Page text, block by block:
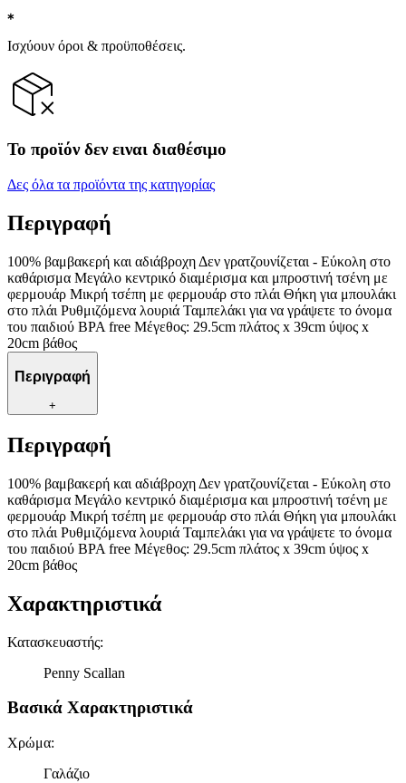
Ισχύουν όροι & προϋποθέσεις.
Το προϊόν δεν ειναι διαθέσιμο
Δες όλα τα προϊόντα της κατηγορίας
Περιγραφή
100% βαμβακερή και αδιάβροχη Δεν γρατζουνίζεται - Εύκολη στο
καθάρισμα Μεγάλο κεντρικό διαμέρισμα και μπροστινή τσένη με
φερμουάρ Μικρή τσέπη με φερμουάρ στο πλάι Θήκη για μπουλάκι
στο πλάι Ρυθμιζόμενα λουριά Ταμπελάκι για να γράψετε το όνομα
του παιδιού BPA free Μέγεθος: 29.5cm πλάτος x 39cm ύψος x
20cm βάθος
Περιγραφή
+
Περιγραφή
100% βαμβακερή και αδιάβροχη Δεν γρατζουνίζεται - Εύκολη στο
καθάρισμα Μεγάλο κεντρικό διαμέρισμα και μπροστινή τσένη με
φερμουάρ Μικρή τσέπη με φερμουάρ στο πλάι Θήκη για μπουλάκι
στο πλάι Ρυθμιζόμενα λουριά Ταμπελάκι για να γράψετε το όνομα
του παιδιού BPA free Μέγεθος: 29.5cm πλάτος x 39cm ύψος x
20cm βάθος
Χαρακτηριστικά
Κατασκευαστής:
Penny Scallan
Βασικά Χαρακτηριστικά
Χρώμα:
Γαλάζιο